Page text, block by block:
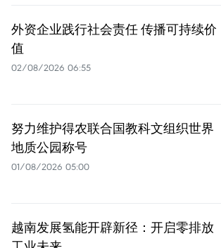
外资企业践行社会责任 传播可持续价
值
02/08/2026 06:55
努力维护得农联合国教科文组织世界
地质公园称号
01/08/2026 05:00
越南发展氢能开辟新径：开启零排放